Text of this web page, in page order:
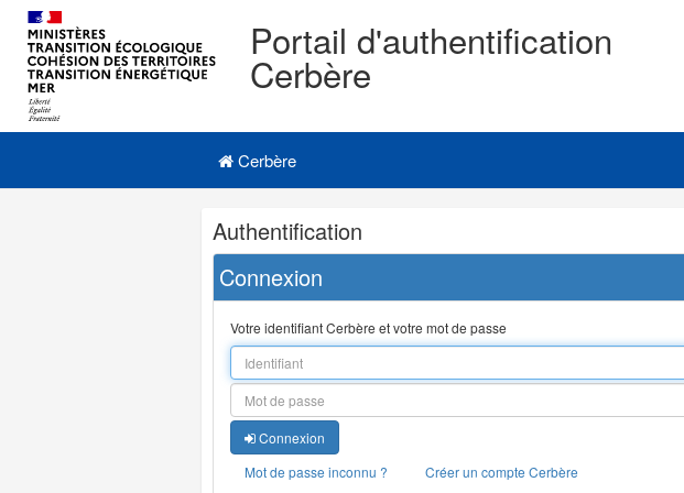
Portail d'authentification
Cerbère
Navigation
Menu principal
Cerbère
Navigation
et
outils
annexes
Authentification
Connexion
Votre identifiant Cerbère et votre mot de passe
Connexion
Mot de passe inconnu ?
Créer un compte Cerbère